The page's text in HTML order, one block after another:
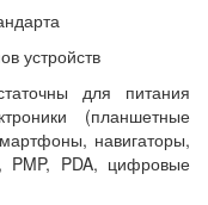
устройств
для питания
(планшетные
навигаторы,
PMP, PDA, цифровые